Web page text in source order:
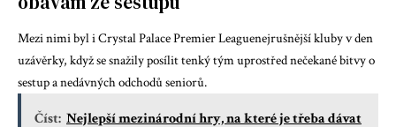
Mezi nimi byl i Crystal PalacePremier Leaguenejrušnější kluby v den
uzávěrky, když se snažily posílit tenký tým uprostřed nečekané bitvy o
sestup a nedávných odchodů seniorů.
Číst: Nejlepší mezinárodní hry, na které je třeba dávat